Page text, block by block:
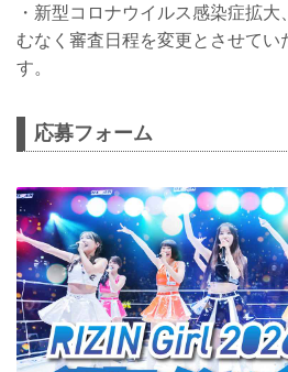
・新型コロナウイルス感染症拡
むなく審査日程を変更とさせてい
す。
応募フォーム